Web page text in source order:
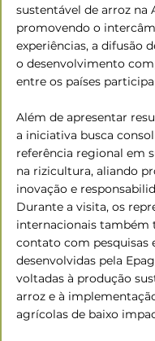
sustentável de arroz na
promovendo o
experiências, a difusão
o desenvolvimento
entre os países
Além de apresentar
a iniciativa busca
referência regional em
na rizicultura, aliando
inovação e
Durante a visita, os
internacionais também
contato com pesquisas
desenvolvidas pela
voltadas à produção
arroz e à
agrícolas de baixo